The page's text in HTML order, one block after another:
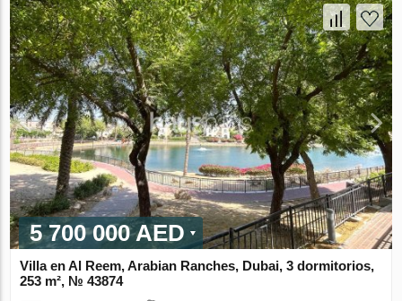
5 700 000 AED
Villa en Al Reem, Arabian Ranches, Dubai, 3 dormitorios,
253 m², № 43874